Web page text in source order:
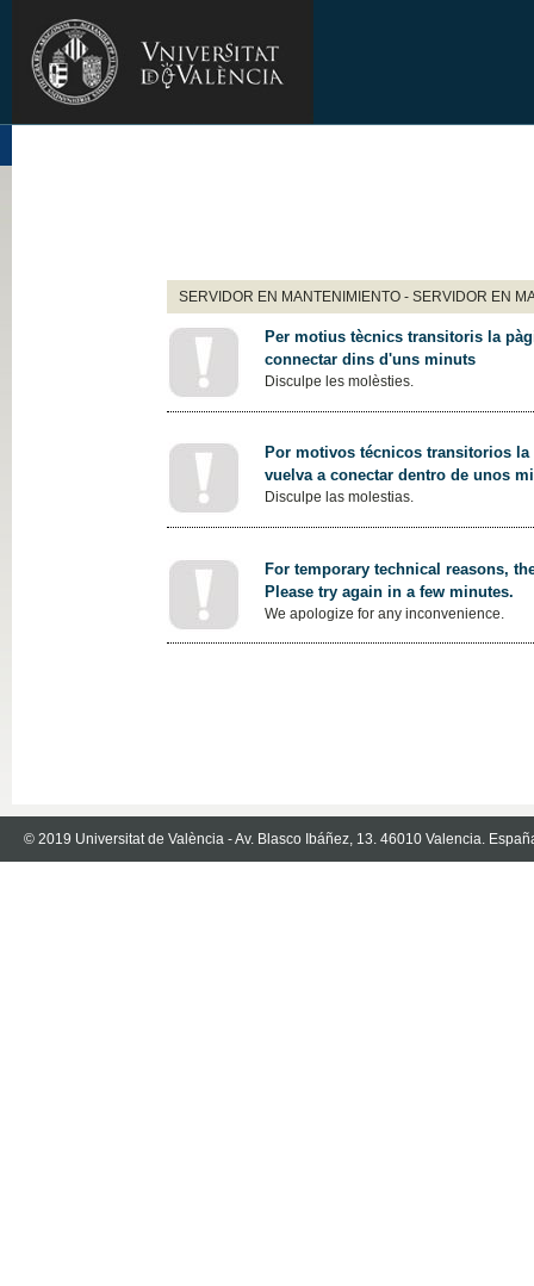
SERVIDOR EN MANTENIMIENTO - SERVIDOR EN
Per motius tècnics transitoris la
connectar dins d'uns minuts
Disculpe les molèsties.
Por motivos técnicos transitorios
vuelva a conectar dentro de unos
Disculpe las molestias.
For temporary technical reasons,
Please try again in a few minutes.
We apologize for any inconvenience.
© 2019 Universitat de València - Av. Blasco Ibáñez, 13. 46010 Valencia.